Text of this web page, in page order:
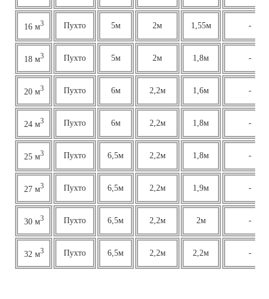
16 м3 Пухто 5м 2м 1,55м -
18 м3 Пухто 5м 2м 1,8м -
20 м3 Пухто 6м 2,2м 1,6м -
24 м3 Пухто 6м 2,2м 1,8м -
25 м3 Пухто 6,5м 2,2м 1,8м -
27 м3 Пухто 6,5м 2,2м 1,9м -
30 м3 Пухто 6,5м 2,2м 2м -
32 м3 Пухто 6,5м 2,2м 2,2м -